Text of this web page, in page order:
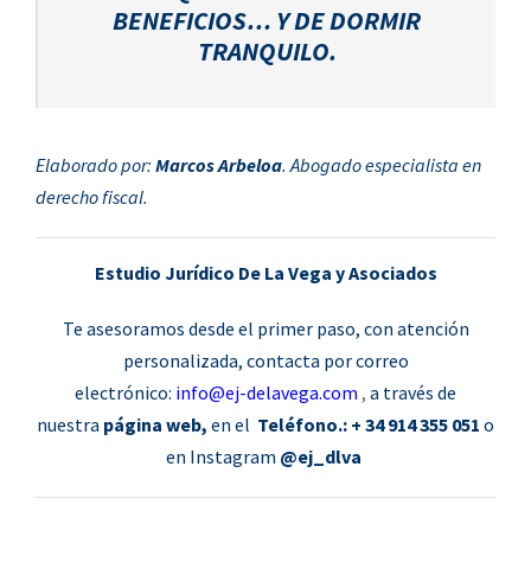
BENEFICIOS… Y DE DORMIR
TRANQUILO.
Elaborado por: Marcos Arbeloa. Abogado especialista en
derecho fiscal.
Estudio Jurídico De La Vega y Asociados
Te asesoramos desde el primer paso, con atención
personalizada, contacta por correo
electrónico: info@ej-delavega.com , a través de
nuestra página web, en el Teléfono.: + 34 914 355 051 o
en Instagram @ej_dlva